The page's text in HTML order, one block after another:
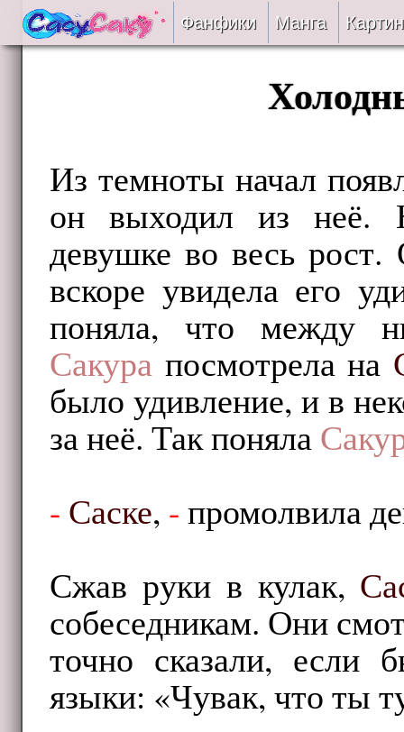
Фанфики
Сборники
Рецензии
На проверке
Отправить
Манга
Из темноты начал
он выходил из неё.
девушке во весь
вскоре увидела его
поняла, что между
Сакура посмотрела на
было удивление, и в
за неё. Так поняла
- Саске, -промолвила
Сжав руки в кулак,
собеседникам. Они
точно сказали, если
языки: «Чувак, что ты